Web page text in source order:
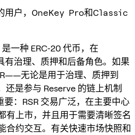
用户，OneKey Pro和Classic
一种 ERC‑20 代币，在
有治理、质押和后备角色。如果
无论是用于治理、质押到
还是参与 Reserve 的链上机制
：RSR 交易广泛，在主要中心
有上市，并且用于需要清晰签名
合约交互。有关快速市场快照和